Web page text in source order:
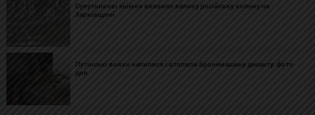
Супутникові знімки виявили велику російську колону на
Харківщині
Путінські вояки напилися і втопили бронемашину десанту: фото
дня